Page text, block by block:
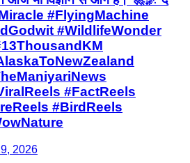
#FlyingMachine
#WildlifeWonder
#FactReels
#BirdReels
2026